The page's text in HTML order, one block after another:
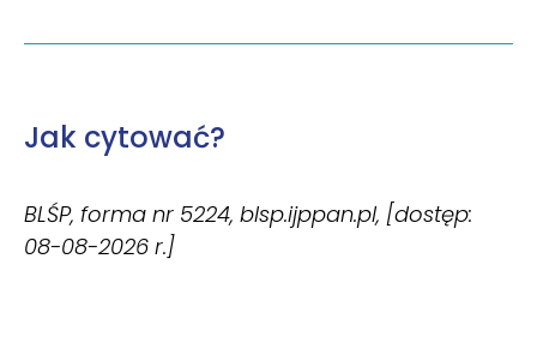
Jak cytować?
BLŚP, forma nr 5224, blsp.ijppan.pl, [dostęp:
08-08-2026 r.]